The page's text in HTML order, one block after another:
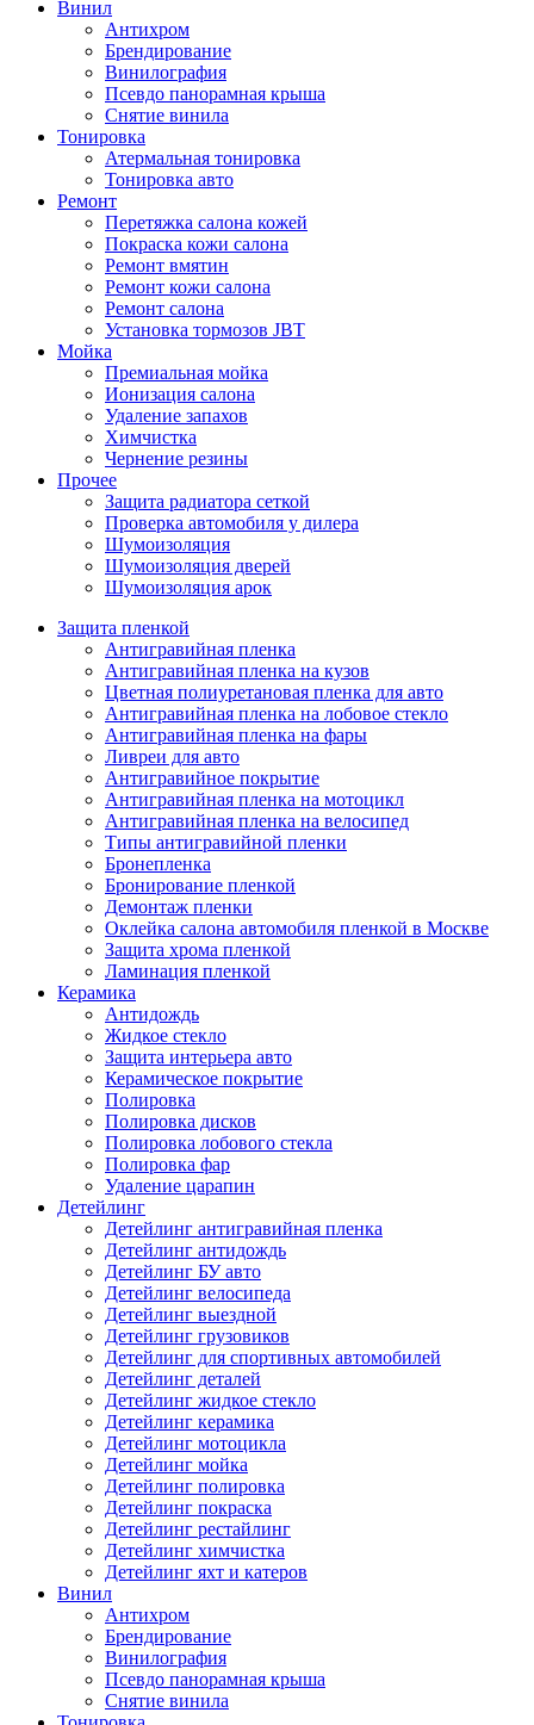
Винил
Антихром
Брендирование
Винилография
Псевдо панорамная крыша
Снятие винила
Тонировка
Атермальная тонировка
Тонировка авто
Ремонт
Перетяжка салона кожей
Покраска кожи салона
Ремонт вмятин
Ремонт кожи салона
Ремонт салона
Установка тормозов JBT
Мойка
Премиальная мойка
Ионизация салона
Удаление запахов
Химчистка
Чернение резины
Прочее
Защита радиатора сеткой
Проверка автомобиля у дилера
Шумоизоляция
Шумоизоляция дверей
Шумоизоляция арок
Защита пленкой
Антигравийная пленка
Антигравийная пленка на кузов
Цветная полиуретановая пленка для авто
Антигравийная пленка на лобовое стекло
Антигравийная пленка на фары
Ливреи для авто
Антигравийное покрытие
Антигравийная пленка на мотоцикл
Антигравийная пленка на велосипед
Типы антигравийной пленки
Бронепленка
Бронирование пленкой
Демонтаж пленки
Оклейка салона автомобиля пленкой в Москве
Защита хрома пленкой
Ламинация пленкой
Керамика
Антидождь
Жидкое стекло
Защита интерьера авто
Керамическое покрытие
Полировка
Полировка дисков
Полировка лобового стекла
Полировка фар
Удаление царапин
Детейлинг
Детейлинг антигравийная пленка
Детейлинг антидождь
Детейлинг БУ авто
Детейлинг велосипеда
Детейлинг выездной
Детейлинг грузовиков
Детейлинг для спортивных автомобилей
Детейлинг деталей
Детейлинг жидкое стекло
Детейлинг керамика
Детейлинг мотоцикла
Детейлинг мойка
Детейлинг полировка
Детейлинг покраска
Детейлинг рестайлинг
Детейлинг химчистка
Детейлинг яхт и катеров
Винил
Антихром
Брендирование
Винилография
Псевдо панорамная крыша
Снятие винила